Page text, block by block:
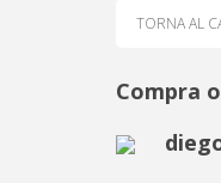
TORNA AL
Compra